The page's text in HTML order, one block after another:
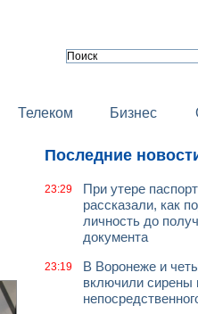
Телеком Бизнес
Последние
23:29
При утере
рассказали, как
личность до
документа
23:19
В Воронеже и
включили сирены